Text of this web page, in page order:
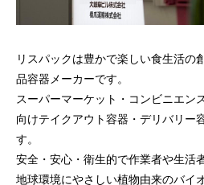
リスパックは豊かで楽しい食生活の
品容器メーカーです。
スーパーマーケット・コンビニエン
向けテイクアウト容器・デリバリー
す。
安全・安心・衛生的で作業者や生活
地球環境にやさしい植物由来のバイ